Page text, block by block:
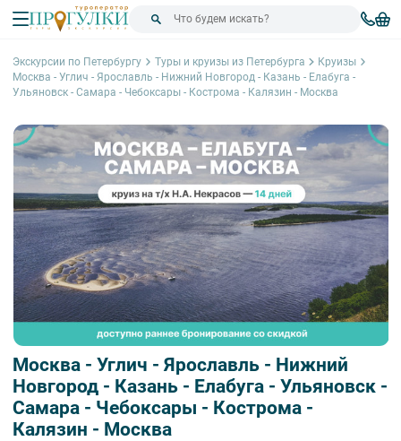
Экскурсии по Петербургу Туры и круизы из Петербурга
Круизы
Москва - Углич - Ярославль - Нижний Новгород - Казань - Елабуга -
Ульяновск - Самара - Чебоксары - Кострома - Калязин - Москва
Москва - Углич - Ярославль - Нижний
Новгород - Казань - Елабуга - Ульяновск -
Самара - Чебоксары - Кострома -
Калязин - Москва